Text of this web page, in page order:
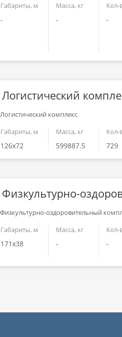
Габариты, м
-
Масса, кг
-
Кол-
-
Логистический
Габариты, м
126x72
Масса, кг
599887.5
Кол-
729
Физкультурно-
Габариты, м
171x38
Масса, кг
-
Кол-
-